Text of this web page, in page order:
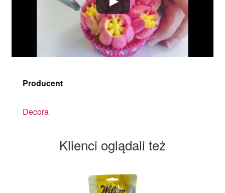
Producent
Decora
Klienci oglądali też